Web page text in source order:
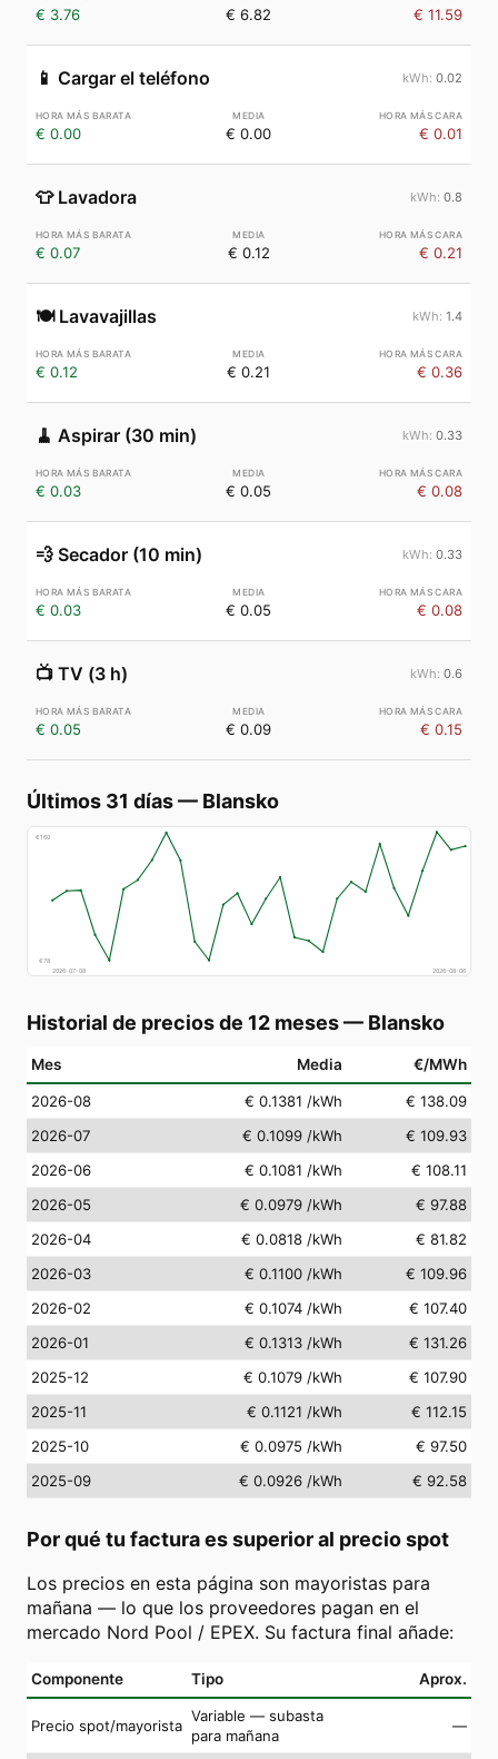
€ 3.76 € 6.82 € 11.59
📱 Cargar el teléfono 0.02
€ 0.00 € 0.00 € 0.01
👕 Lavadora 0.8
€ 0.07 € 0.12 € 0.21
🍽️ Lavavajillas 1.4
€ 0.12 € 0.21 € 0.36
🧹 Aspirar (30 min) 0.33
€ 0.03 € 0.05 € 0.08
💨 Secador (10 min) 0.33
€ 0.03 € 0.05 € 0.08
📺 TV (3 h) 0.6
€ 0.05 € 0.09 € 0.15
Últimos 31 días— Blansko
€160
€78
2026-07-08
2026-08-06
Historial de precios de 12 meses— Blansko
Mes Media €/MWh
2026-08 € 0.1381 /kWh
€ 138.09
2026-07
€ 0.1099 /kWh
€ 109.93
2026-06
€ 0.1081 /kWh
€ 108.11
2026-05
€ 0.0979 /kWh
€ 97.88
2026-04
€ 0.0818 /kWh
€ 81.82
2026-03
€ 0.1100 /kWh
€ 109.96
2026-02
€ 0.1074 /kWh
€ 107.40
2026-01
€ 0.1313 /kWh
€ 131.26
2025-12
€ 0.1079 /kWh
€ 107.90
2025-11
€ 0.1121 /kWh
€ 112.15
2025-10
€ 0.0975 /kWh
€ 97.50
2025-09
€ 0.0926 /kWh € 92.58
Por qué tu factura es superior al precio spot
Los precios en esta página son mayoristas para
mañana — lo que los proveedores pagan en el
mercado Nord Pool / EPEX. Su factura final añade:
Componente Tipo Aprox.
Precio spot/mayorista
Variable — subasta
para mañana
—